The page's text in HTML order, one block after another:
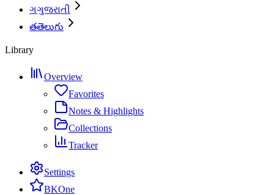
ગગુજરાતી
తతెలుగు
Library
Overview
Favorites
Notes & Highlights
Collections
Tracker
Settings
BKOne